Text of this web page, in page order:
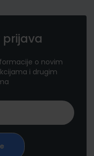
prijava
o novim
i drugim